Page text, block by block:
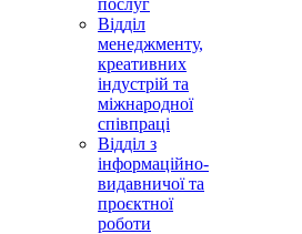
послуг
Відділ
менеджменту,
креативних
індустрій та
міжнародної
співпраці
Відділ з
інформаційно-
видавничої та
проєктної
роботи